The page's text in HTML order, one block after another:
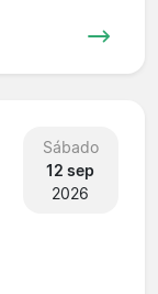
Sábado
12 sep
2026